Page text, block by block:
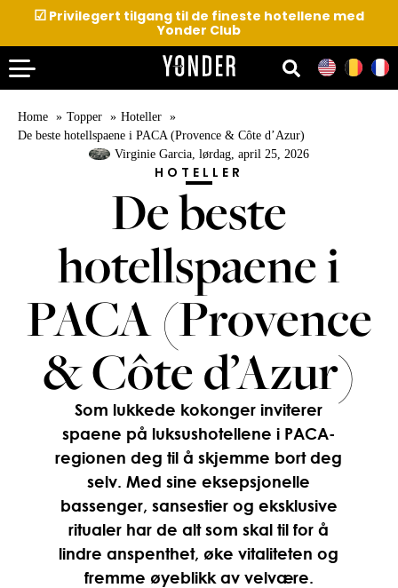
☑ Privilegert tilgang til de fineste hotellene med
Yonder Club
Home Topper
Hoteller
De beste hotellspaene i PACA (Provence & Côte d’Azur)
Virginie Garcia, lørdag, april 25, 2026
HOTELLER
De beste
hotellspaene i
PACA (Provence
& Côte d’Azur)
Som lukkede kokonger inviterer
spaene på luksushotellene i PACA-
regionen deg til å skjemme bort deg
selv. Med sine eksepsjonelle
bassenger, sansestier og eksklusive
ritualer har de alt som skal til for å
lindre anspenthet, øke vitaliteten og
fremme øyeblikk av velvære.